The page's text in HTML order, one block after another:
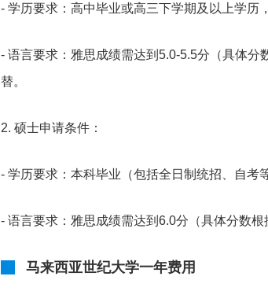
- 学历要求：高中毕业或高三下学期及以上学历
- 语言要求：雅思成绩需达到5.0-5.5分（具体
替。
2. 硕士申请条件：
- 学历要求：本科毕业（包括全日制统招、自考
- 语言要求：雅思成绩需达到6.0分（具体分数
马来西亚世纪大学一年费用